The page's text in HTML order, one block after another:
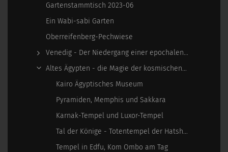
Gartenstammtisch 2023-06
Ein Wabi-sabi Garten
Oberreifenberg-Pechwiese
Venedig - Der Niedergang einer epochalen Macht
Altes Ägypten - die Magie der kosmischen…
Kairo Ägyptisches Museum
Pyramiden, Memphis und Sakkara
Karnak-Tempel und Luxor-Tempel
Tal der Könige - Totentempel der Hatshepsut
Tempel in Edfu, Kom Ombo am Tag